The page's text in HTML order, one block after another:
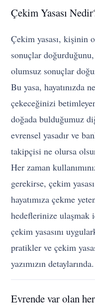
Çekim Yasası
Çekim yasası, kişinin
sonuçlar
olumsuz sonuçlar
Bu yasa, hayatınızda
çekeceğinizi
doğada bulduğumuz
evrensel yasadır ve
takipçisi ne olursa
Her zaman
gerekirse, çekim
hayatımıza çekme
hedeflerinize ulaşmak
çekim yasasını
pratikler ve çekim
yazımızın detaylarında.
Evrende var olan